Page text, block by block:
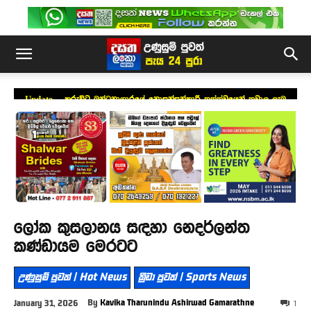
Update – කුරුවිට බන්ධනාගාරයේ නොසන්සුන්කාරී තත්ත්වයෙන් තුවාල ලැබූ
හතරක් රෝහලේ
ලෝක කුසලානය සඳහා නෙදර්ලන්ත
කණ්ඩායම මෙරටට
උණුසුම් පුවත් | Hot News ක්‍රීඩා පුවත් | Sports News
January 31, 2026 By Kavika Tharunindu Ashirwad Gamarathne 1